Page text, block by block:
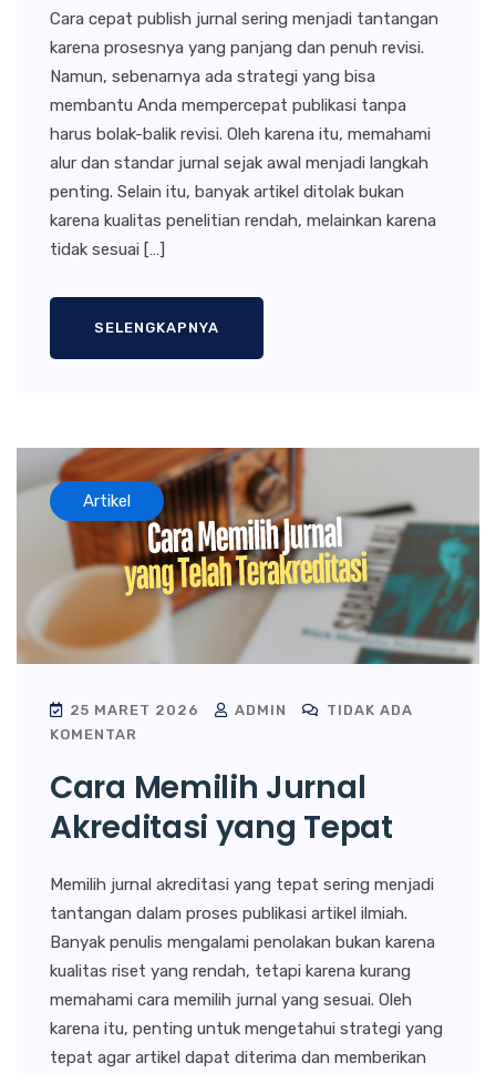
Cara cepat publish jurnal sering menjadi tantangan
karena prosesnya yang panjang dan penuh revisi.
Namun, sebenarnya ada strategi yang bisa
membantu Anda mempercepat publikasi tanpa
harus bolak-balik revisi. Oleh karena itu, memahami
alur dan standar jurnal sejak awal menjadi langkah
penting. Selain itu, banyak artikel ditolak bukan
karena kualitas penelitian rendah, melainkan karena
tidak sesuai […]
SELENGKAPNYA
Artikel
25 MARET 2026 ADMIN
TIDAK ADA
KOMENTAR
Cara Memilih Jurnal
Akreditasi yang Tepat
Memilih jurnal akreditasi yang tepat sering menjadi
tantangan dalam proses publikasi artikel ilmiah.
Banyak penulis mengalami penolakan bukan karena
kualitas riset yang rendah, tetapi karena kurang
memahami cara memilih jurnal yang sesuai. Oleh
karena itu, penting untuk mengetahui strategi yang
tepat agar artikel dapat diterima dan memberikan